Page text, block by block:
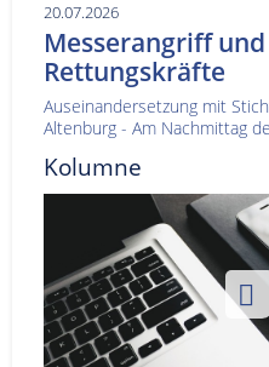
20.07.2026
Messerangriff
Rettungskräfte
Auseinandersetzung mit
Altenburg - Am Nachmittag
Kolumne